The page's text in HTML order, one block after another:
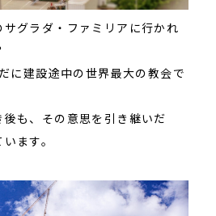
グラダ・ファミリアに行かれ
に建設途中の世界最大の教会で
も、その意思を引き継いだ
ます。